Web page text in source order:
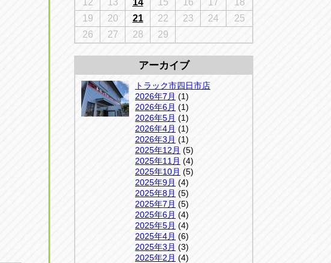
アップルかしわ沼南店
04-7190-1500
12
13 14 15 16 17
18
19
20 21 22 23 24
25
26
27 28 29
アーカイブ
トラック市四日市店
2026年7月 (1)
2026年6月 (1)
2026年5月 (1)
2026年4月 (1)
2026年3月 (1)
2025年12月 (5)
2025年11月 (4)
2025年10月 (5)
2025年9月 (4)
2025年8月 (5)
2025年7月 (5)
2025年6月 (4)
2025年5月 (4)
2025年4月 (6)
2025年3月 (3)
2025年2月 (4)